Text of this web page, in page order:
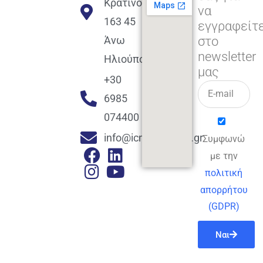
Κρατίνου
163 45
Άνω
Ηλιούπολη
+30
6985
074400
info@icmacademy.gr
να
στο
newsletter
μας
Συμφωνώ
με την
πολιτική
απορρήτου
(GDPR)
Ναι